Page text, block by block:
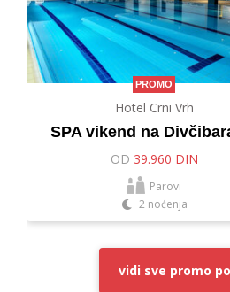
PROMO
Hotel Crni Vrh
SPA vikend na
OD 39.960 DIN
Parovi
2 noćenja
vidi sve promo